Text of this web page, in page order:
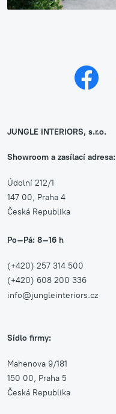
JUNGLE INTERIORS, s.r.o.
Showroom a zasílací adresa:
Údolní 212/1
147 00, Praha 4
Česká Republika
Po–Pá: 8–16 h
(+420) 257 314 500
(+420) 608 200 336
info@jungleinteriors.cz
Sídlo firmy:
Mahenova 9/181
150 00, Praha 5
Česká Republika